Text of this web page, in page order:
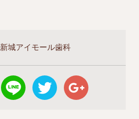
新城アイモール歯科